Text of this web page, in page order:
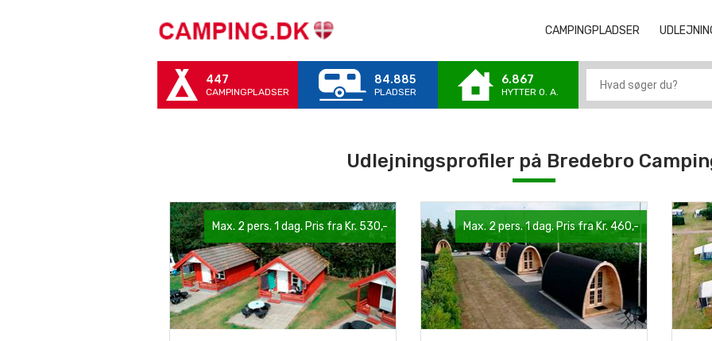
CAMPINGPLADSER
447
CAMPINGPLADSER
84.885
PLADSER
6.867
HYTTER 0. A.
Udlejningsprofiler på Bredebro
Max. 2 pers. 1 dag. Pris fra Kr. 530,- Max. 2 pers. 1 dag. Pris fra Kr. 460,-